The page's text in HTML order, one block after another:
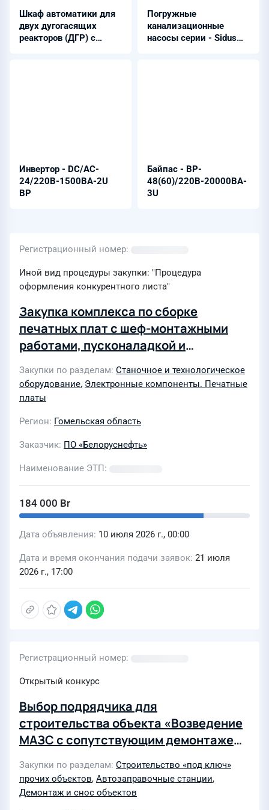
Шкаф автоматики для
двух дугогасящих
реакторов (ДГР) с
Погружные
канализационные
насосы серии - Sidus
Инвертор - DC/AC-
24/220B-1500BA-2U
ВР
Байпас - BP-
48(60)/220B-20000BA-
3U
Регистрационный номер
Иной вид процедуры закупки: "Процедура
оформления конкурентного листа"
Закупка комплекса по сборке
печатных плат с шеф-монтажными
работами, пусконаладкой и
Закупки по разделам Станочное и технологическое
оборудование, Электронные компоненты. Печатные
платы
Регион Гомельская область
Заказчик ПО «Белоруснефть»
Наименование ЭТП
184 000 Br
Дата объявления 10 июля 2026 г., 00:00
Дата и время окончания подачи заявок 21 июля
2026 г., 17:00
Регистрационный номер
Открытый конкурс
Выбор подрядчика для
строительства объекта «Возведение
МАЗС с сопутствующим демонтажем
Могилевская обл., Глусский р-н,
Хвастовичский с/с, д. Достижение,
Закупки по разделам Строительство «под ключ»
прочих объектов, Автозаправочные станции,
Демонтаж и снос объектов